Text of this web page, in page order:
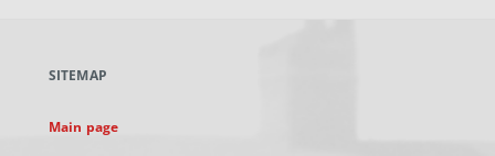
new
SITEMAP
Main page